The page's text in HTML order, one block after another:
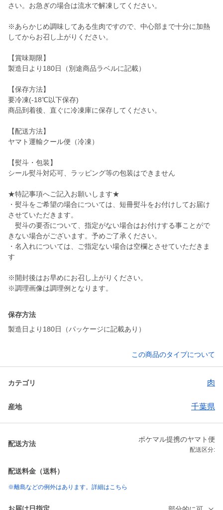
さい。お急ぎの場合は流水で解凍してください。
※あらかじめ調味してある生肉ですので、中心部まで十分に加熱
してからお召し上がりください。
【賞味期限】
製造日より180日（別途商品ラベルに記載）
【保存方法】
要冷凍(-18℃以下保存)
商品到着後、直ぐに冷凍庫に保存してください。
【配送方法】
ヤマト運輸クール便（冷凍）
【熨斗・包装】
シール熨斗対応可、ラッピング等の包装はできません
★特記事項へご記入お願いします★
・熨斗をご希望の場合については、短冊熨斗をお付けしてお届け
させていただきます。
熨斗の要否について、指定がない場合はお付けする事ことがで
きない場合がございます。予めご了承ください。
・名入れについては、ご指定ない場合は空欄とさせていただきま
す
※開封後はお早めにお召し上がりください。
※調理画像は調理例となります。
保存方法
製造日より180日（パッケージに記載あり）
この商品のタイプについて
カテゴリ 肉
産地 千葉県
配送方法
ポケマル提携のヤマト便
配送区分:
配送料金（送料）
※離島などの例外はあります。詳細はこちら